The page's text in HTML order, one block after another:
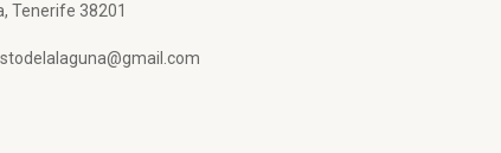
Tenerife 38201